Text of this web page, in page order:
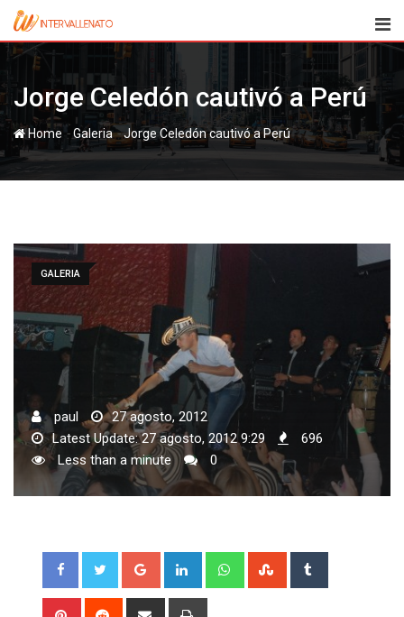
Skip
content
Jorge Celedón cautivó a Perú
Home-Galeria-Jorge Celedón cautivó a Perú
GALERIA
paul
27 agosto, 2012
Latest Update: 27 agosto, 2012 9:29
696
Less than a minute
0
Google+ LinkedIn WhatsappStumbleUpon
Pinterest Reddit
Share